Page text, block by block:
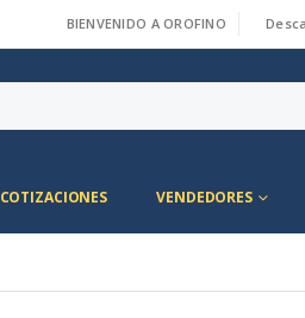
BIENVENIDO A OROFINO
COTIZACIONES VENDEDORES